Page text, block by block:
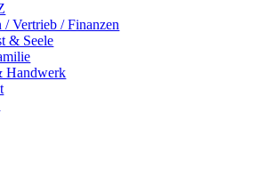
/ Vertrieb / Finanzen
& Seele
Handwerk